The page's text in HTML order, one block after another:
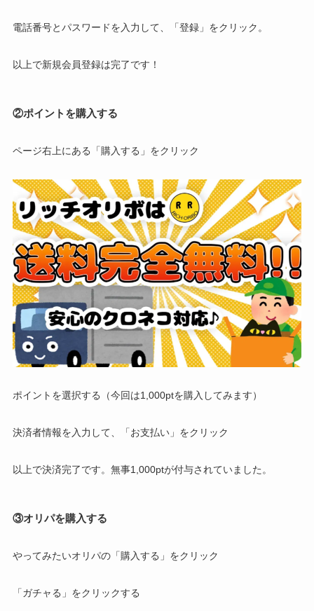
電話番号とパスワードを入力して、「登録」をクリック。
以上で新規会員登録は完了です！
②ポイントを購入する
ページ右上にある「購入する」をクリック
ポイントを選択する（今回は1,000ptを購入してみます）
決済者情報を入力して、「お支払い」をクリック
以上で決済完了です。無事1,000ptが付与されていました。
③オリパを購入する
やってみたいオリパの「購入する」をクリック
「ガチャる」をクリックする